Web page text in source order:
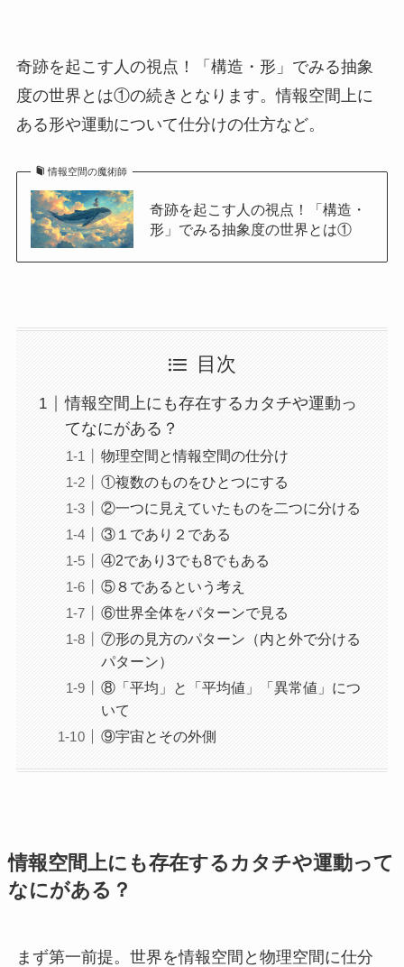
奇跡を起こす人の視点！「構造・形」でみる抽象
度の世界とは①の続きとなります。情報空間上に
ある形や運動について仕分けの仕方など。
情報空間の魔術師
奇跡を起こす人の視点！「構造・
形」でみる抽象度の世界とは①
目次
情報空間上にも存在するカタチや運動っ
てなにがある？
物理空間と情報空間の仕分け
①複数のものをひとつにする
②一つに見えていたものを二つに分ける
③１であり２である
④2であり3でも8でもある
⑤８であるという考え
⑥世界全体をパターンで見る
⑦形の見方のパターン（内と外で分ける
パターン）
⑧「平均」と「平均値」「異常値」につ
いて
⑨宇宙とその外側
情報空間上にも存在するカタチや運動って
なにがある？
まず第一前提。世界を情報空間と物理空間に仕分